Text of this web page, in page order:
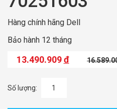
Hàng chính hãng Dell
Bảo hành 12 tháng
13.490.909đ
Số lượng: